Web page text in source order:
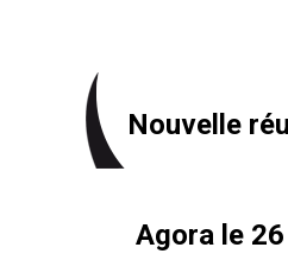
Nouvelle
Agora le